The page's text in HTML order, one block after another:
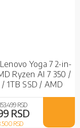
Yoga 7 2-in-
Ryzen AI 7 350 /
/ 1TB SSD / AMD
860M / Seashell /
No OS
RSD
RSD
RSD